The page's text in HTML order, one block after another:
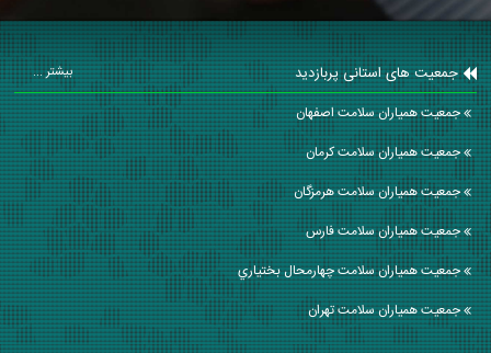
جمعیت های استانی پربازدید بیشتر ...
جمعیت همیاران سلامت اصفهان
جمعیت همیاران سلامت كرمان
جمعیت همیاران سلامت هرمزگان
جمعیت همیاران سلامت فارس
جمعیت همیاران سلامت چهارمحال بختياري
جمعیت همیاران سلامت تهران